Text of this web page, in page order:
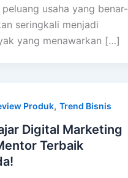
usaha yang benar-
seringkali menjadi
yang menawarkan […]
Produk, Trend Bisnis
Digital Marketing
Terbaik